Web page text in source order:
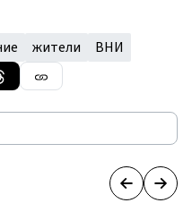
жители ВНИ